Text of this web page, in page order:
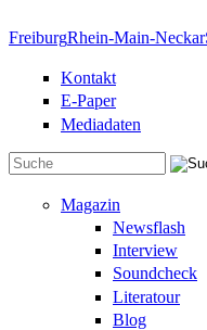
FreiburgRhein-Main-Neckar
Kontakt
E-Paper
Mediadaten
Magazin
Newsflash
Interview
Soundcheck
Literatour
Blog